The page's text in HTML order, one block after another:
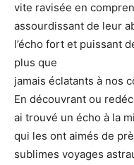
vite ravisée en
assourdissant de leur
l’écho fort et puissant
plus que
jamais éclatants à nos
En découvrant ou
ai trouvé un écho à la
qui les ont aimés de
sublimes voyages